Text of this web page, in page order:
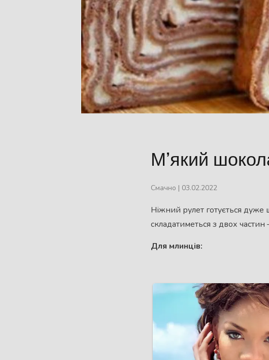
М’який
Смачно | 03.02.2022
Ніжний рулет готується дуже
складатиметься з двох
Для млинців: